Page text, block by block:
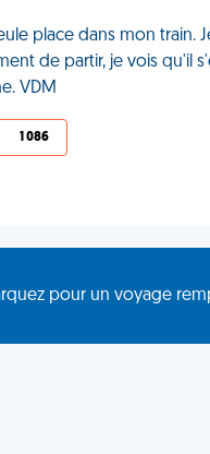
place dans mon
de partir, je vois qu'il
VDM
1 086
pour un voyage